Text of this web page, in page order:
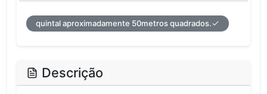
quintal aproximadamente 50metros quadrados.
Descrição